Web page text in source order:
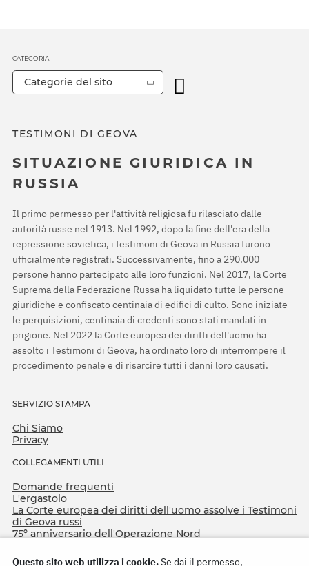
TESTIMONI DI GEOVA
SITUAZIONE GIURIDICA IN
RUSSIA
Il primo permesso per l'attività religiosa fu rilasciato dalle
autorità russe nel 1913. Nel 1992, dopo la fine dell'era della
repressione sovietica, i testimoni di Geova in Russia furono
ufficialmente registrati. Successivamente, fino a 290.000
persone hanno partecipato alle loro funzioni. Nel 2017, la Corte
Suprema della Federazione Russa ha liquidato tutte le persone
giuridiche e confiscato centinaia di edifici di culto. Sono iniziate
le perquisizioni, centinaia di credenti sono stati mandati in
prigione. Nel 2022 la Corte europea dei diritti dell'uomo ha
assolto i Testimoni di Geova, ha ordinato loro di interrompere il
procedimento penale e di risarcire tutti i danni loro causati.
SERVIZIO STAMPA
Chi Siamo
Privacy
COLLEGAMENTI UTILI
Domande frequenti
L'ergastolo
La Corte europea dei diritti dell'uomo assolve i Testimoni
di Geova russi
75º anniversario dell'Operazione Nord
CATEGORIA
Categorie del sito
Questo sito web utilizza i cookie.Se dai il permesso,